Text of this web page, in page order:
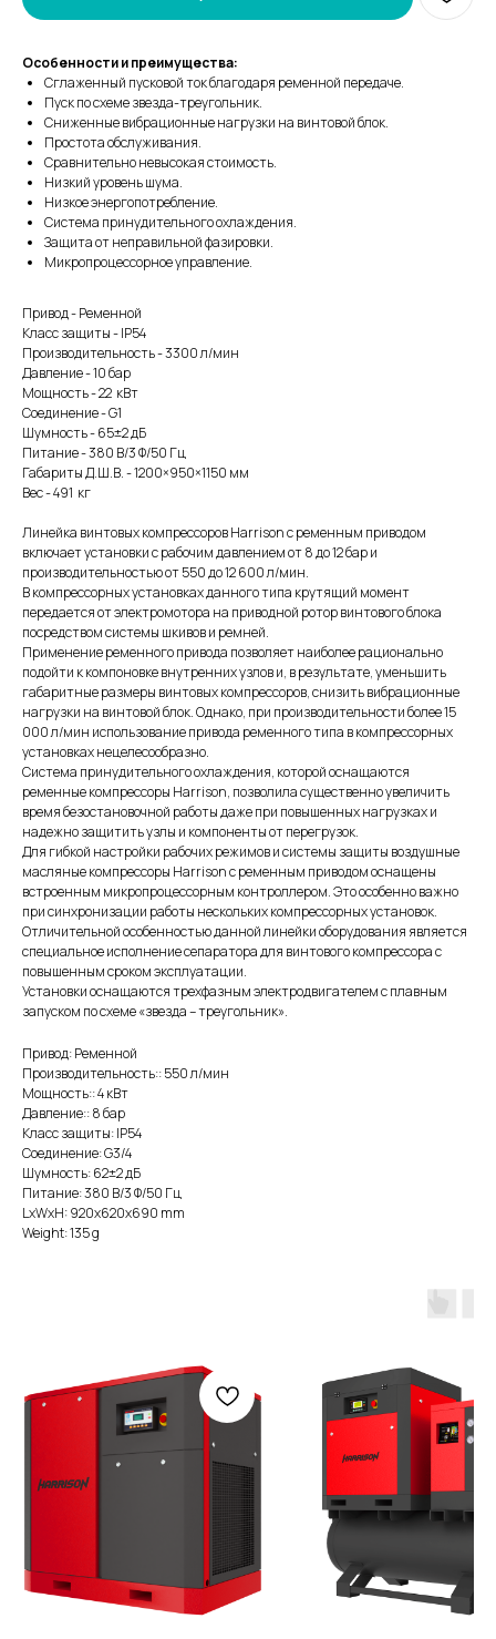
Особенности и преимущества:
Сглаженный пусковой ток благодаря ременной передаче.
Пуск по схеме звезда-треугольник.
Сниженные вибрационные нагрузки на винтовой блок.
Простота обслуживания.
Сравнительно невысокая стоимость.
Низкий уровень шума.
Низкое энергопотребление.
Система принудительного охлаждения.
Защита от неправильной фазировки.
Микропроцессорное управление.
Привод - Ременной
Класс защиты - IP54
Производительность - 3300 л/мин
Давление - 10 бар
Мощность - 22 кВт
Соединение - G1
Шумность - 65±2 дБ
Питание - 380 В/3 Ф/50 Гц
Габариты Д.Ш.В. - 1200×950×1150 мм
Вес - 491 кг
Линейка винтовых компрессоров Harrison с ременным приводом
включает установки с рабочим давлением от 8 до 12 бар и
производительностью от 550 до 12 600 л/мин.
В компрессорных установках данного типа крутящий момент
передается от электромотора на приводной ротор винтового блока
посредством системы шкивов и ремней.
Применение ременного привода позволяет наиболее рационально
подойти к компоновке внутренних узлов и, в результате, уменьшить
габаритные размеры винтовых компрессоров, снизить вибрационные
нагрузки на винтовой блок. Однако, при производительности более 15
000 л/мин использование привода ременного типа в компрессорных
установках нецелесообразно.
Система принудительного охлаждения, которой оснащаются
ременные компрессоры Harrison, позволила существенно увеличить
время безостановочной работы даже при повышенных нагрузках и
надежно защитить узлы и компоненты от перегрузок.
Для гибкой настройки рабочих режимов и системы защиты воздушные
масляные компрессоры Harrison с ременным приводом оснащены
встроенным микропроцессорным контроллером. Это особенно важно
при синхронизации работы нескольких компрессорных установок.
Отличительной особенностью данной линейки оборудования является
специальное исполнение сепаратора для винтового компрессора с
повышенным сроком эксплуатации.
Установки оснащаются трехфазным электродвигателем с плавным
запуском по схеме «звезда – треугольник».
Привод: Ременной
Производительность:: 550 л/мин
Мощность:: 4 кВт
Давление:: 8 бар
Класс защиты: IP54
Соединение: G3/4
Шумность: 62±2 дБ
Питание: 380 В/3 Ф/50 Гц
LxWxH: 920x620x690 mm
Weight: 135 g